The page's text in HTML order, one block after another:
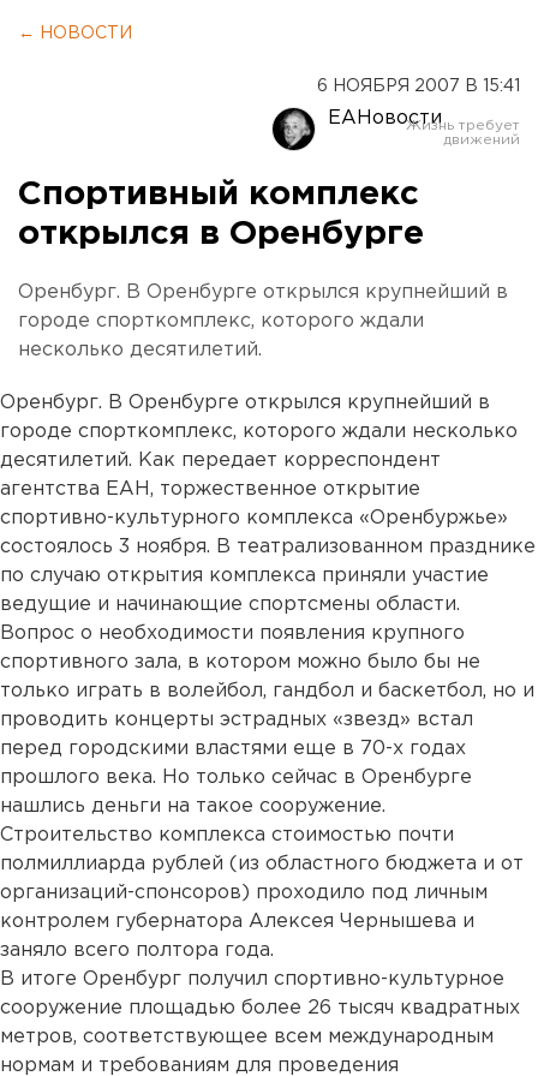
← НОВОСТИ
6 НОЯБРЯ 2007 В 15:41
ЕАНовости
Спортивный комплекс
открылся в Оренбурге
Оренбург. В Оренбурге открылся крупнейший в
городе спорткомплекс, которого ждали
несколько десятилетий.
Оренбург. В Оренбурге открылся крупнейший в
городе спорткомплекс, которого ждали несколько
десятилетий. Как передает корреспондент
агентства ЕАН, торжественное открытие
спортивно-культурного комплекса «Оренбуржье»
состоялось 3 ноября. В театрализованном празднике
по случаю открытия комплекса приняли участие
ведущие и начинающие спортсмены области.
Вопрос о необходимости появления крупного
спортивного зала, в котором можно было бы не
только играть в волейбол, гандбол и баскетбол, но и
проводить концерты эстрадных «звезд» встал
перед городскими властями еще в 70-х годах
прошлого века. Но только сейчас в Оренбурге
нашлись деньги на такое сооружение.
Строительство комплекса стоимостью почти
полмиллиарда рублей (из областного бюджета и от
организаций-спонсоров) проходило под личным
контролем губернатора Алексея Чернышева и
заняло всего полтора года.
В итоге Оренбург получил спортивно-культурное
сооружение площадью более 26 тысяч квадратных
метров, соответствующее всем международным
нормам и требованиям для проведения